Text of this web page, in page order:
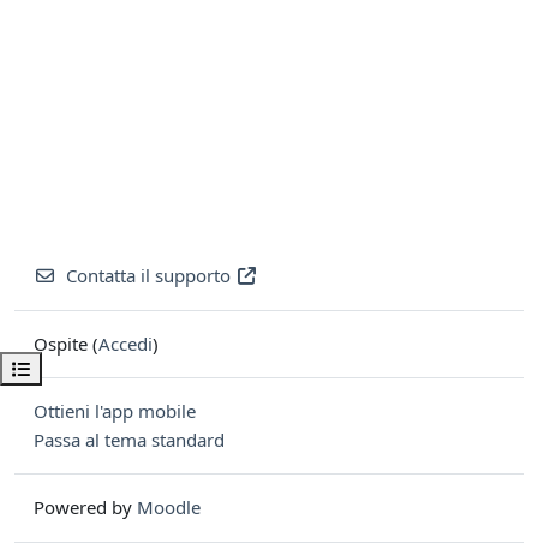
Apri indice del corso
Contatta il supporto
Ospite (Accedi)
Ottieni l'app mobile
Passa al tema standard
Powered by Moodle